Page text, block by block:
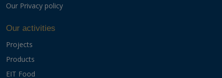
Our Privacy policy
Our activities
Projects
Products
EIT Food